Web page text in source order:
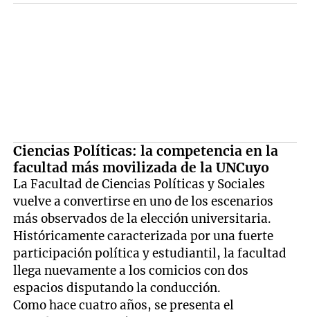
Ciencias Políticas: la competencia en la
facultad más movilizada de la UNCuyo
La Facultad de Ciencias Políticas y Sociales
vuelve a convertirse en uno de los escenarios
más observados de la elección universitaria.
Históricamente caracterizada por una fuerte
participación política y estudiantil, la facultad
llega nuevamente a los comicios con dos
espacios disputando la conducción.
Como hace cuatro años, se presenta el